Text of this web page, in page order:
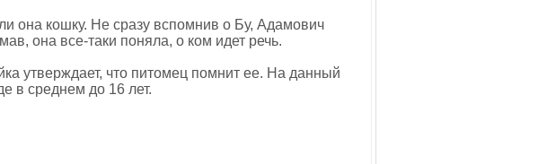
она кошку. Не сразу вспомнив о Бу, Адамович
она все-таки поняла, о ком идет речь.
утверждает, что питомец помнит ее. На данный
в среднем до 16 лет.